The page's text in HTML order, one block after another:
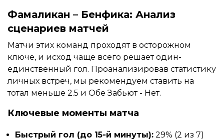
Фамаликан – Бенфика: Анализ
сценариев матчей
Матчи этих команд проходят в осторожном
ключе, и исход чаще всего решает один-
единственный гол. Проанализировав статистику
личных встреч, мы рекомендуем ставить на
тотал меньше 2.5 и Обе Забьют - Нет.
Ключевые моменты матча
Быстрый гол (до 15-й минуты): 29% (2 из 7)